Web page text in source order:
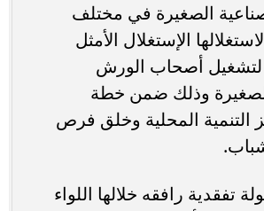
الصغيرة في مختلف
الإستغلال الأمثل
لتشغيل أصحاب الورش
وذلك ضمن خطة
التنمية المحلية وخلق فرص
تفقدية رافقه خلالها اللواء